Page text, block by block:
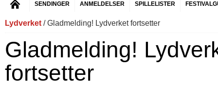
SENDINGER ANMELDELSER SPILLELISTER
Lydverket / Gladmelding! Lydverket fortsetter
Gladmelding!
fortsetter